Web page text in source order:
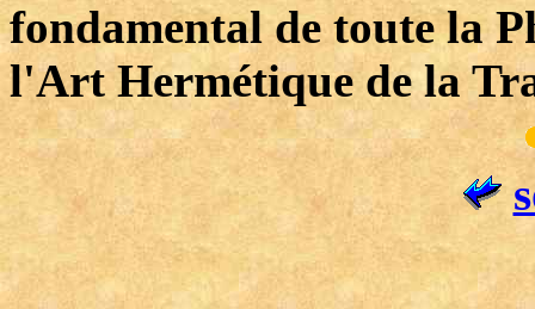
fondamental de toute la
l'Art Hermétique de la